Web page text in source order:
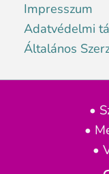
Impresszum
Adatvédelmi
Általános
•
•
•